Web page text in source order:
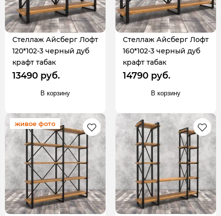
Стеллаж Айсберг Лофт
120*102-3 черный дуб
крафт табак
13490 руб.
В корзину
Стеллаж Айсберг Лофт
160*102-3 черный дуб
крафт табак
14790 руб.
В корзину
живое фото